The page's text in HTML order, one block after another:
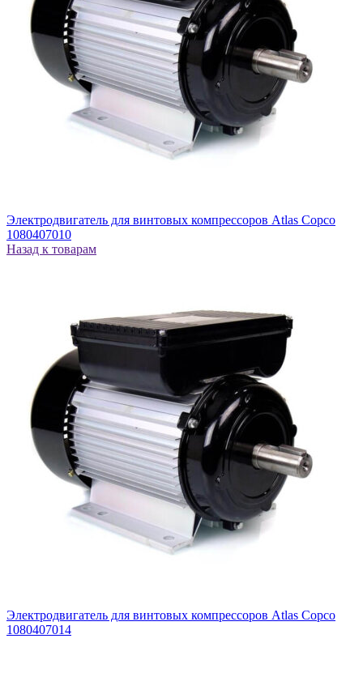
Электродвигатель для винтовых компрессоров Atlas Copco
1080407010
Назад к товарам
Электродвигатель для винтовых компрессоров Atlas Copco
1080407014